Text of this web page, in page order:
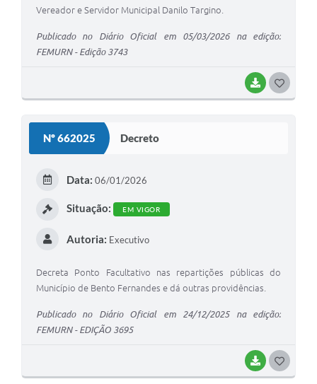
BAIXAR
Vereador e Servidor Municipal Danilo Targino.
Publicado no Diário Oficial em 05/03/2026 na edição:
FEMURN - Edição 3743
Nº 662025 Decreto
BAIXAR
Data: 06/01/2026
Situação: EM VIGOR
Autoria: Executivo
Decreta Ponto Facultativo nas repartições públicas do
Município de Bento Fernandes e dá outras providências.
Publicado no Diário Oficial em 24/12/2025 na edição:
FEMURN - EDIÇÃO 3695